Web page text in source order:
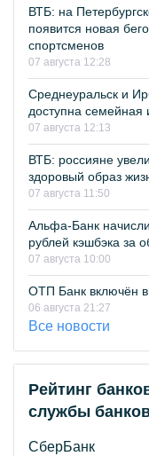
ВТБ: на
появится новая
спортсменов
07 августа 12:28
Среднеуральск и
доступна семейная
07 августа 12:13
ВТБ: россияне
здоровый образ
07 августа 11:50
Альфа-Банк
рублей кэшбэка за
07 августа 10:00
ОТП Банк включён
06 августа 21:27
Все новости
Рейтинг
службы
СберБанк